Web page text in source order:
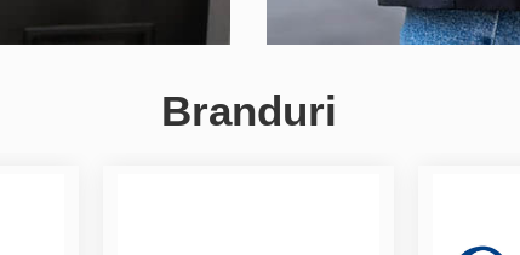
Branduri